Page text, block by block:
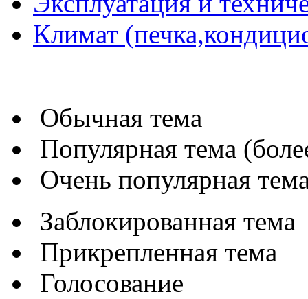
Климат
Обычная тема
Популярная тема
Очень популярная
Заблокированная тема
Прикрепленная тема
Голосование